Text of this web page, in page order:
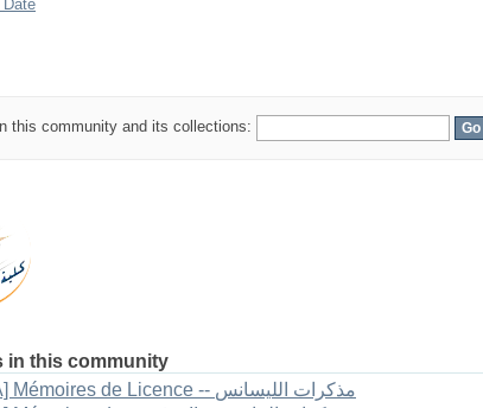
this community and its collections:
in this community
1.[FLLA] Mémoires de Licence -- مذكرات الليسانس